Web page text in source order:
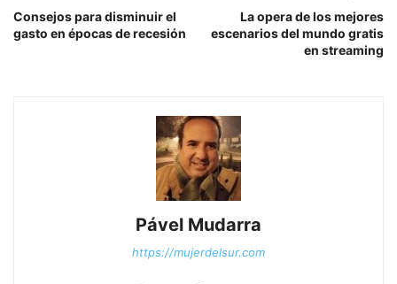
Consejos para disminuir el
gasto en épocas de recesión
La opera de los mejores
escenarios del mundo gratis
en streaming
Pável Mudarra
https://mujerdelsur.com